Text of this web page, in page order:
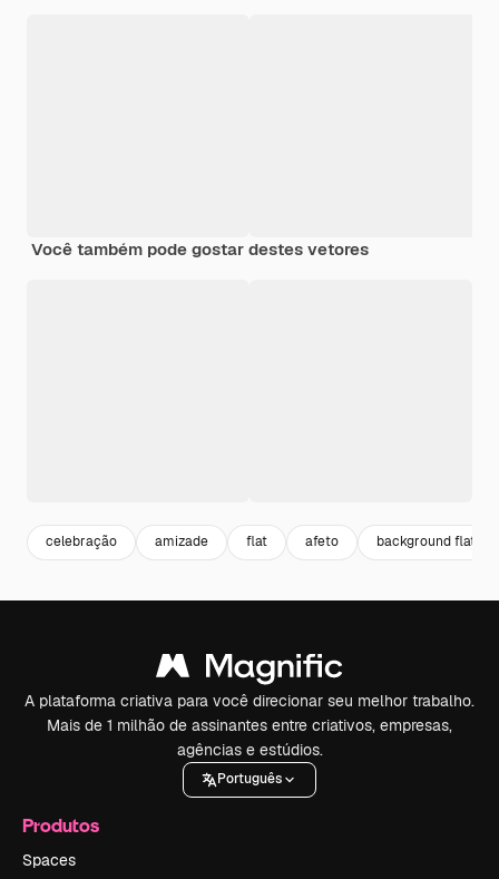
Você também pode gostar destes vetores
celebração amizade flat afeto background flat
A plataforma criativa para você direcionar seu melhor trabalho.
Mais de 1 milhão de assinantes entre criativos, empresas,
agências e estúdios.
Português
Produtos
Spaces